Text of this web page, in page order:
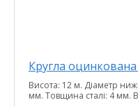
Кругла
Висота: 12 м. Діаметр
мм. Товщина сталі: 4 мм.